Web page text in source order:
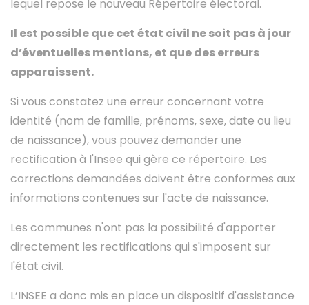
lequel repose le nouveau Répertoire électoral.
Il est possible que cet état civil ne soit pas à jour
d’éventuelles mentions, et que des erreurs
apparaissent.
Si vous constatez une erreur concernant votre
identité (nom de famille, prénoms, sexe, date ou lieu
de naissance), vous pouvez demander une
rectification à l'Insee qui gère ce répertoire. Les
corrections demandées doivent être conformes aux
informations contenues sur l'acte de naissance.
Les communes n'ont pas la possibilité d'apporter
directement les rectifications qui s'imposent sur
l'état civil.
L’INSEE a donc mis en place un dispositif d'assistance